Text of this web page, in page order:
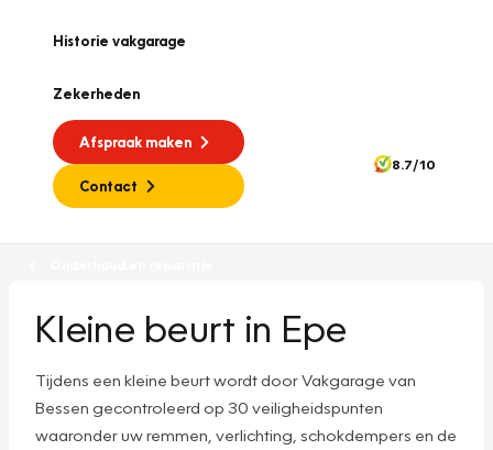
Historie vakgarage
Zekerheden
Afspraak maken
Contact
8.7/10
Kleine beurt in Epe
Tijdens een kleine beurt wordt door Vakgarage van
Bessen gecontroleerd op 30 veiligheidspunten
waaronder uw remmen, verlichting, schokdempers en de